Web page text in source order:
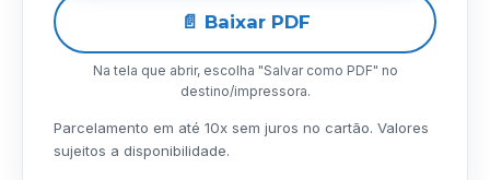
📄 Baixar PDF
Na tela que abrir, escolha "Salvar como PDF" no
destino/impressora.
Parcelamento em até 10x sem juros no cartão. Valores
sujeitos a disponibilidade.